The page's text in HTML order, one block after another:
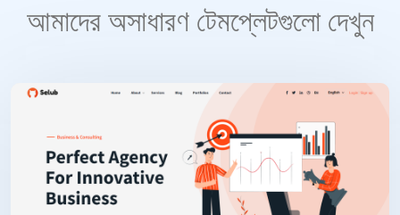
আমাদের অসাধারণ টেমপ্লেটগুলো দেখুন